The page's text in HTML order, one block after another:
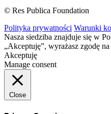
© Res Publica Foundation
Polityka prywatności Warunki
Nasza siedziba znajduje się w
„Akceptuję”, wyrażasz zgodę
Akceptuję
Manage consent
Close